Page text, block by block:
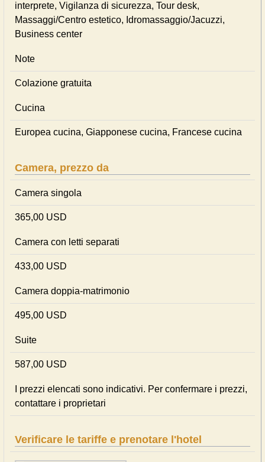
interprete, Vigilanza di sicurezza, Tour desk,
Massaggi/Centro estetico, Idromassaggio/Jacuzzi,
Business center
Note
Colazione gratuita
Cucina
Europea cucina, Giapponese cucina, Francese cucina
Camera, prezzo da
Camera singola
365,00 USD
Camera con letti separati
433,00 USD
Camera doppia-matrimonio
495,00 USD
Suite
587,00 USD
I prezzi elencati sono indicativi. Per confermare i prezzi,
contattare i proprietari
Verificare le tariffe e prenotare l'hotel